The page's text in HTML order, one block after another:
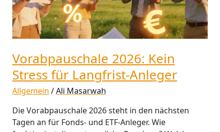
Vorabpauschale 2026: Kein
Stress für Langfrist-Anleger
Allgemein /Ali Masarwah
Die Vorabpauschale 2026 steht in den nächsten
Tagen an für Fonds- und ETF-Anleger. Wie
Anleger